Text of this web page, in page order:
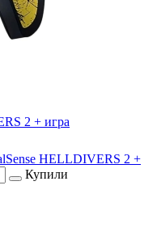
2 + игра
HELLDIVERS 2 +
Купили